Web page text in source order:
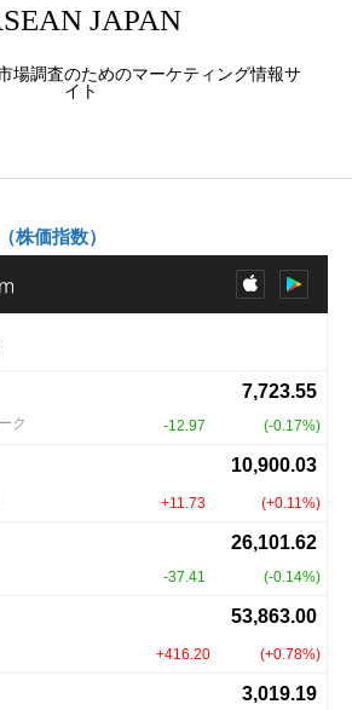
JAPAN
場調査のためのマーケティング情報サ
イト
株価指数）